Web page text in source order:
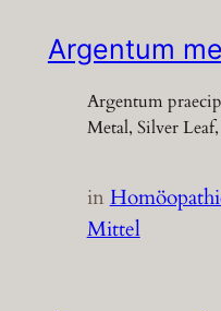
Argentum
Argentum
Metal, Silver
in
Mittel